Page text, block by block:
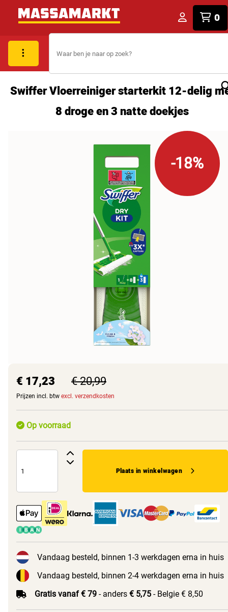
0
Swiffer Vloerreiniger starterkit 12-delig
8 droge en 3 natte doekjes
-18%
€ 17,23 € 20,99
Prijzen incl. btw excl. verzendkosten
Op voorraad
Plaats in winkelwagen
Vandaag besteld, binnen 1-3 werkdagen erna in huis
Vandaag besteld, binnen 2-4 werkdagen erna in huis
Gratis vanaf € 79 - anders € 5,75 - Belgie € 8,50